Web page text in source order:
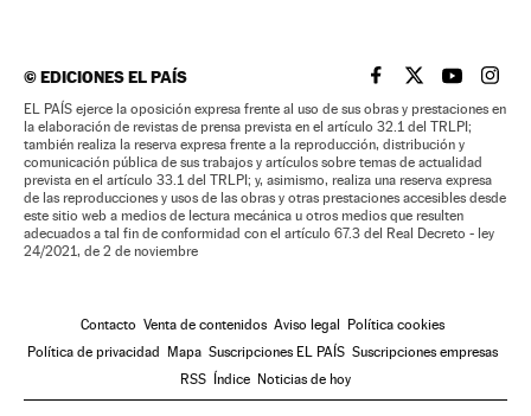
©EDICIONES EL PAÍS EL PAÍS BRASIL EN
EL PAÍSEL PAÍS
EL
EL PAÍS ejerce la oposición expresa frente al uso de sus obras y prestaciones en
la elaboración de revistas de prensa prevista en el artículo 32.1 del TRLPI;
también realiza la reserva expresa frente a la reproducción, distribución y
comunicación pública de sus trabajos y artículos sobre temas de actualidad
prevista en el artículo 33.1 del TRLPI; y, asimismo, realiza una reserva expresa
de las reproducciones y usos de las obras y otras prestaciones accesibles desde
este sitio web a medios de lectura mecánica u otros medios que resulten
adecuados a tal fin de conformidad con el artículo 67.3 del Real Decreto - ley
24/2021, de 2 de noviembre
Contacto Venta de contenidos Aviso legal
Política cookies
Política de privacidad
Mapa Suscripciones EL PAÍS Suscripciones empresas
RSS
Índice Noticias de hoy